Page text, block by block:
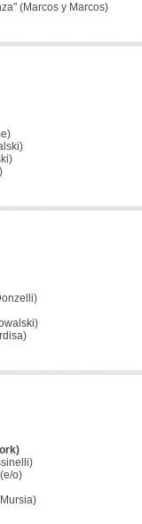
(Marcos y Marcos)
o)